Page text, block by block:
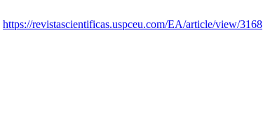
https://revistascientificas.uspceu.com/EA/article/view/3168